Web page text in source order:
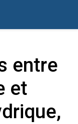
entre
et